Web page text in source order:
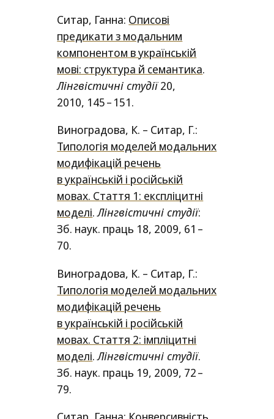
Ситар, Ганна: Описові
предикати з модальним
компонентом в українській
мові: структура й семантика.
Лiнгвiстичнi студiї20,
2010, 145 – 151.
Виноградова, К. – Ситар, Г.:
Типологія моделей модальних
модифікацій речень
в українській і російській
мовах. Стаття 1: експліцитні
моделі.Лінгвістичні студії:
Зб. наук. праць 18, 2009, 61 –
70.
Виноградова, К. – Ситар, Г.:
Типологія моделей модальних
модифікацій речень
в українській і російській
мовах. Стаття 2: імпліцитні
моделі.Лiнгвiстичнi студiї.
Зб. наук. праць 19, 2009, 72 –
79.